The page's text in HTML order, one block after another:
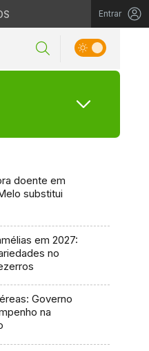
Entrar
doente em
substitui
em 2027:
no
Governo
na